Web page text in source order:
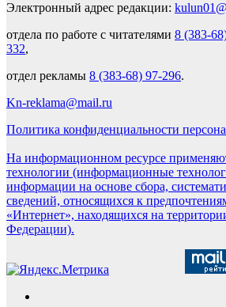
Электронный адрес редакции:
отдела по работе с читателями 8 (383-
332,
отдел рекламы 8 (383-68) 97-296.
Kn-reklama@mail.ru
Политика конфиденциальности
На информационном ресурсе
технологии (информационные
информации на основе сбора,
сведений, относящихся к
«Интернет», находящихся на
Федерации).